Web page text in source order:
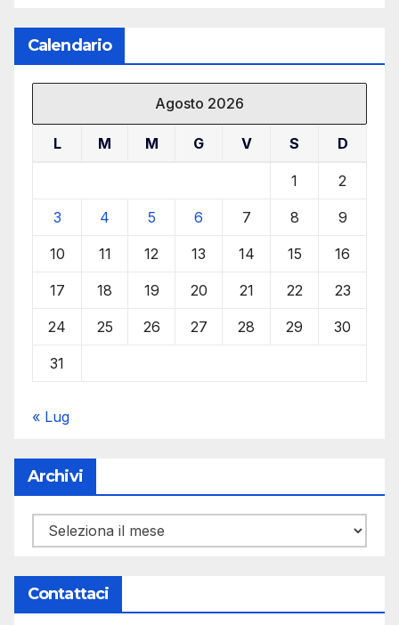
Calendario
Agosto 2026
L M M G V S D
1 2
3 4 5 6 7 8 9
10 11 12 13 14 15 16
17 18 19 20 21 22 23
24 25 26 27 28 29 30
31
« Lug
Archivi
Archivi
Contattaci